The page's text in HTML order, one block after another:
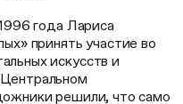
года Лариса
принять участие во
искусств и
решили, что само